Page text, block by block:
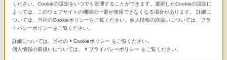
ください。Cookieの設定をいつでも管理することができます。選択したCookieの設定に
よっては、このウェブサイトの機能の一部が使用できなくなる場合があります。 詳細に
ついては、当社のCookieポリシーをご覧ください。個人情報の取扱いについては、プラ
イバシーポリシーをご覧ください。
詳細については、当社の Cookieポリシー をご覧ください。
個人情報の取扱いについては、
プライバシーポリシー をご覧ください。